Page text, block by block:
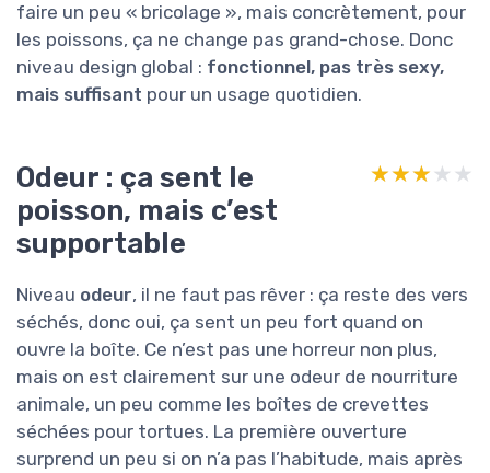
faire un peu « bricolage », mais concrètement, pour
les poissons, ça ne change pas grand-chose. Donc
niveau design global : fonctionnel, pas très sexy,
mais suffisant pour un usage quotidien.
Odeur : ça sent le
poisson, mais c’est
supportable
★★★★★
★★★★★
Niveau odeur, il ne faut pas rêver : ça reste des vers
séchés, donc oui, ça sent un peu fort quand on
ouvre la boîte. Ce n’est pas une horreur non plus,
mais on est clairement sur une odeur de nourriture
animale, un peu comme les boîtes de crevettes
séchées pour tortues. La première ouverture
surprend un peu si on n’a pas l’habitude, mais après